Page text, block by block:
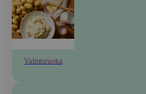
Valmisruoka